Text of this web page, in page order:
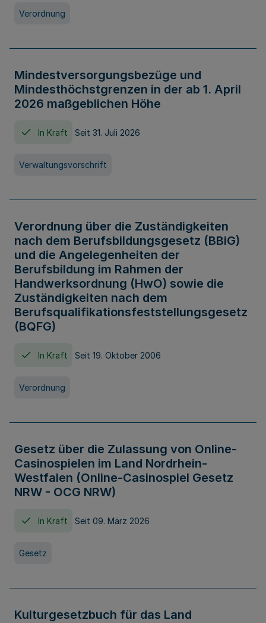
Verordnung
Mindestversorgungsbezüge und
Mindesthöchstgrenzen in der ab 1. April
2026 maßgeblichen Höhe
In Kraft Seit 31. Juli 2026
Verwaltungsvorschrift
Verordnung über die Zuständigkeiten
nach dem Berufsbildungsgesetz (BBiG)
und die Angelegenheiten der
Berufsbildung im Rahmen der
Handwerksordnung (HwO) sowie die
Zuständigkeiten nach dem
Berufsqualifikationsfeststellungsgesetz
(BQFG)
In Kraft Seit 19. Oktober 2006
Verordnung
Gesetz über die Zulassung von Online-
Casinospielen im Land Nordrhein-
Westfalen (Online-Casinospiel Gesetz
NRW - OCG NRW)
In Kraft Seit 09. März 2026
Gesetz
Kulturgesetzbuch für das Land